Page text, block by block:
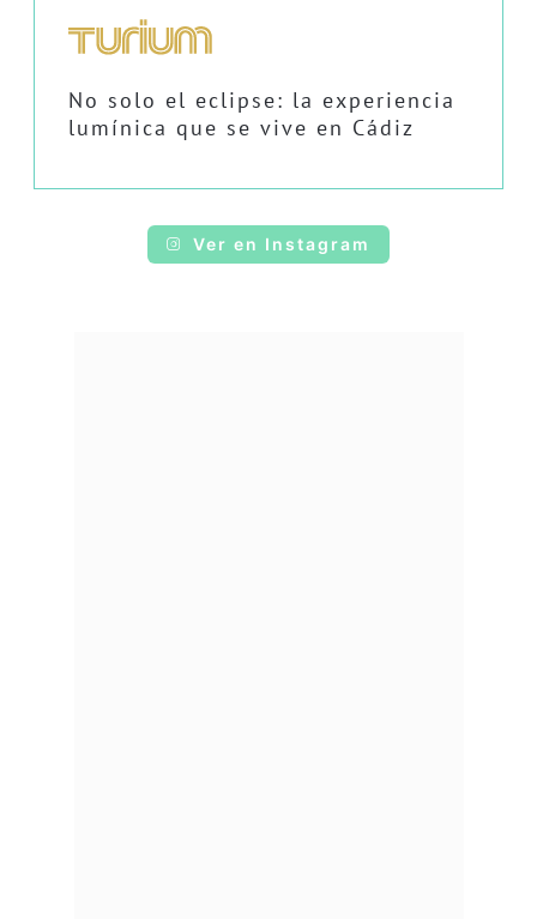
No solo el eclipse: la experiencia
lumínica que se vive en Cádiz
Ver en Instagram